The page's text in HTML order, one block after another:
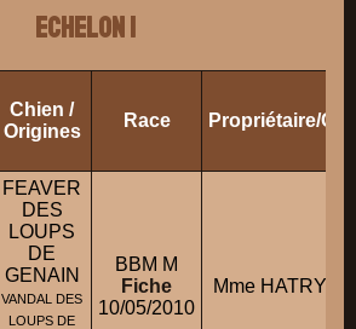
ECHELON 1
Chien /
Origines
Race Propriétaire/
FEAVER
DES
LOUPS
DE
GENAIN
VANDAL DES
LOUPS DE
BBM M
Fiche
10/05/2010
Mme HATRY